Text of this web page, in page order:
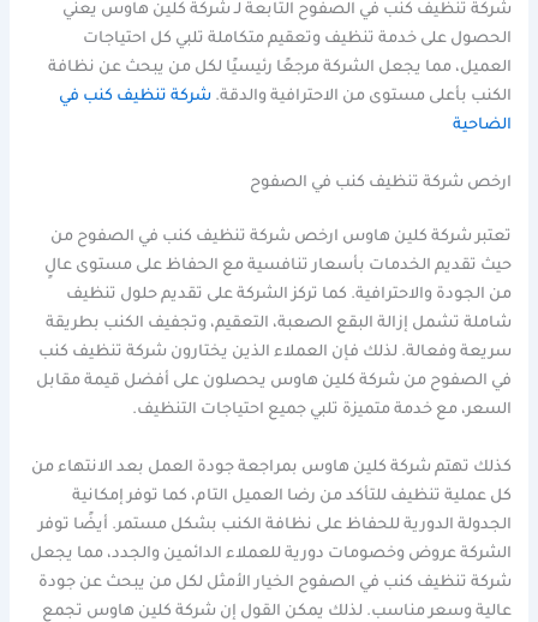
شركة تنظيف كنب في الصفوح التابعة لـ شركة كلين هاوس يعني
الحصول على خدمة تنظيف وتعقيم متكاملة تلبي كل احتياجات
العميل، مما يجعل الشركة مرجعًا رئيسيًا لكل من يبحث عن نظافة
الكنب بأعلى مستوى من الاحترافية والدقة.شركة تنظيف كنب في
الضاحية
ارخص شركة تنظيف كنب في الصفوح
تعتبر شركة كلين هاوس ارخص شركة تنظيف كنب في الصفوح من
حيث تقديم الخدمات بأسعار تنافسية مع الحفاظ على مستوى عالٍ
من الجودة والاحترافية. كما تركز الشركة على تقديم حلول تنظيف
شاملة تشمل إزالة البقع الصعبة، التعقيم، وتجفيف الكنب بطريقة
سريعة وفعالة. لذلك فإن العملاء الذين يختارون شركة تنظيف كنب
في الصفوح من شركة كلين هاوس يحصلون على أفضل قيمة مقابل
السعر، مع خدمة متميزة تلبي جميع احتياجات التنظيف.
كذلك تهتم شركة كلين هاوس بمراجعة جودة العمل بعد الانتهاء من
كل عملية تنظيف للتأكد من رضا العميل التام، كما توفر إمكانية
الجدولة الدورية للحفاظ على نظافة الكنب بشكل مستمر. أيضًا توفر
الشركة عروض وخصومات دورية للعملاء الدائمين والجدد، مما يجعل
شركة تنظيف كنب في الصفوح الخيار الأمثل لكل من يبحث عن جودة
عالية وسعر مناسب. لذلك يمكن القول إن شركة كلين هاوس تجمع